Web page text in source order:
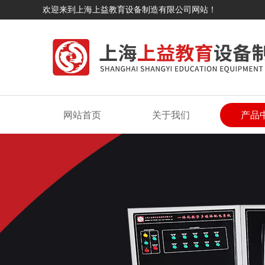
欢迎来到上海上益教育设备制造有限公司网站！
网站首页 关于我们 产品